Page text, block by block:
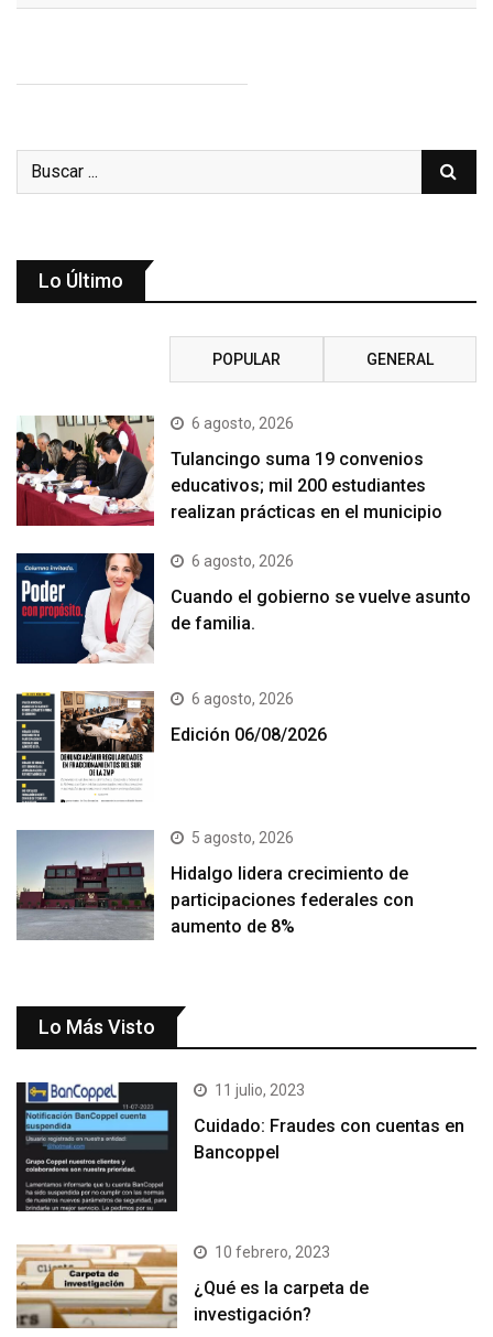
Lo Último
POPULAR GENERAL
6 agosto, 2026
Tulancingo suma 19 convenios
educativos; mil 200 estudiantes
realizan prácticas en el municipio
6 agosto, 2026
Cuando el gobierno se vuelve asunto
de familia.
6 agosto, 2026
Edición 06/08/2026
5 agosto, 2026
Hidalgo lidera crecimiento de
participaciones federales con
aumento de 8%
Lo Más Visto
11 julio, 2023
Cuidado: Fraudes con cuentas en
Bancoppel
10 febrero, 2023
¿Qué es la carpeta de
investigación?